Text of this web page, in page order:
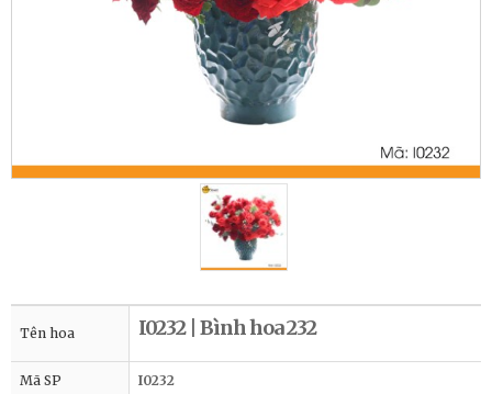
Tên hoa I0232 | Bình hoa 232
Mã SP I0232